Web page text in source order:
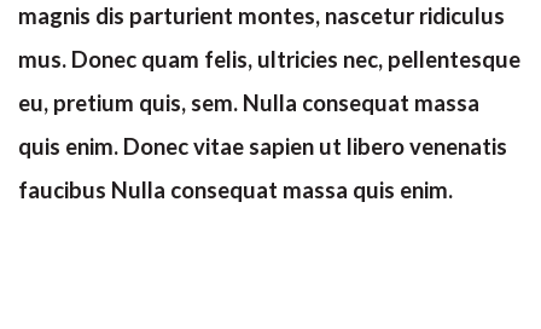
Message*
Envoyer
magnis dis parturient montes, nascetur ridiculus
mus. Donec quam felis, ultricies nec, pellentesque
eu, pretium quis, sem. Nulla consequat massa
quis enim. Donec vitae sapien ut libero venenatis
faucibus Nulla consequat massa quis enim.